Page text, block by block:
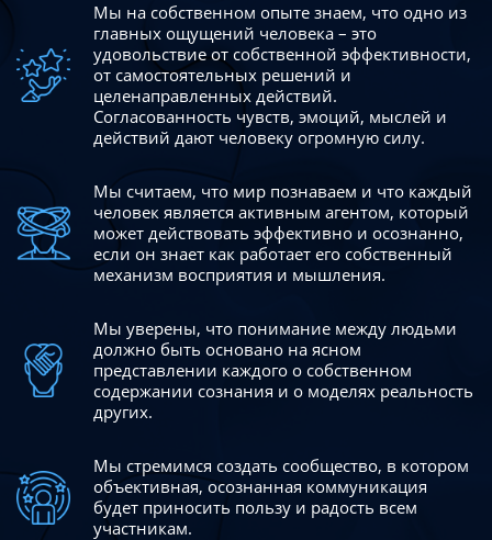
Мы на собственном опыте знаем, что одно из
главных ощущений человека – это
удовольствие от собственной эффективности,
от самостоятельных решений и
целенаправленных действий.
Согласованность чувств, эмоций, мыслей и
действий дают человеку огромную силу.
Мы считаем, что мир познаваем и что каждый
человек является активным агентом, который
может действовать эффективно и осознанно,
если он знает как работает его собственный
механизм восприятия и мышления.
Мы уверены, что понимание между людьми
должно быть основано на ясном
представлении каждого о собственном
содержании сознания и о моделях реальность
других.
Мы стремимся создать сообщество, в котором
объективная, осознанная коммуникация
будет приносить пользу и радость всем
участникам.